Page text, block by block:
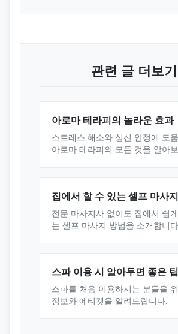
관련 글 더보기
아로마 테라피의 놀라운 효과
스트레스 해소와 심신 안정에 도
아로마 테라피의 모든 것을 알아
집에서 할 수 있는 셀프 마사지
전문 마사지사 없이도 집에서 쉽
는 셀프 마사지 방법을 소개합니
스파 이용 시 알아두면 좋은 팁
스파를 처음 이용하시는 분들을
정보와 에티켓을 알려드립니다.